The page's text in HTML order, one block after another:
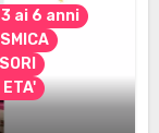
ai 6 anni